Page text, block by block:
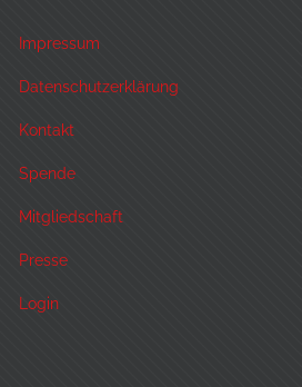
Impressum
Datenschutzerklärung
Kontakt
Spende
Mitgliedschaft
Presse
Login